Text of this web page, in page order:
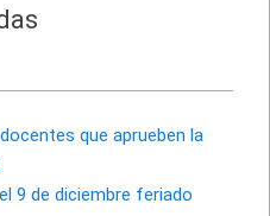
que aprueben la
9 de diciembre feriado